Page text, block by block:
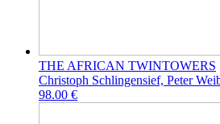
THE AFRICAN TWINTOWERS
Christoph Schlingensief, Peter
98.00 €